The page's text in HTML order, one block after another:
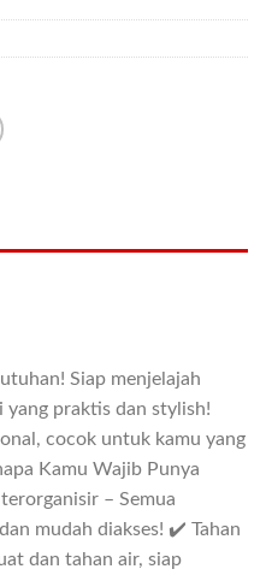
Siap menjelajah
praktis dan stylish!
cocok untuk kamu yang
Kamu Wajib Punya
– Semua
mudah diakses! ✔️ Tahan
dan tahan air, siap